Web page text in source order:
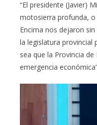
“El presidente (Javier)
motosierra profunda, o
Encima nos dejaron
la legislatura provincial
sea que la Provincia
emergencia